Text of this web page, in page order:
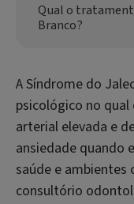
Qual o
Branco?
A Síndrome do
psicológico no
arterial elevada e
ansiedade quando
saúde e ambientes
consultório